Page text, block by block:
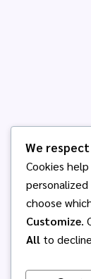
We
Cookies
choose
Customize.
All to